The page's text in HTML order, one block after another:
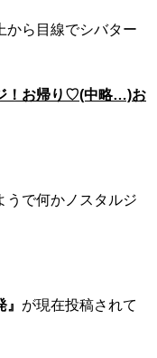
から目線でシバター
！お帰り♡(中略…)お
うで何かノスタルジ
が現在投稿されて